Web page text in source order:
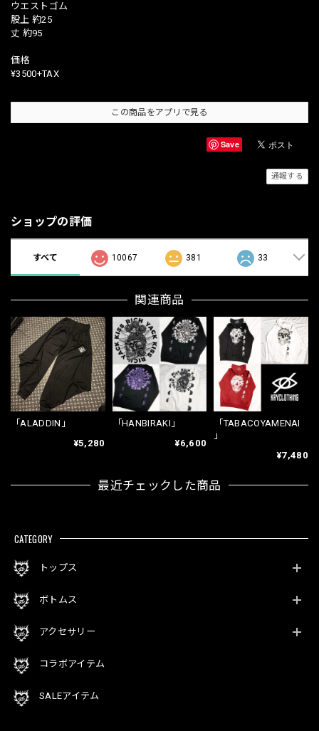
ウエストゴム
股上 約25
丈 約95
価格
¥3500+TAX
この商品をアプリで見る
Save
通報する
ショップの評価
すべて 10067 381 33
関連商品
「ALADDIN」
¥5,280
「HANBIRAKI」
¥6,600
「TABACOYAMENAI
」
¥7,480
最近チェックした商品
CATEGORY
トップス
ボトムス
アクセサリー
コラボアイテム
SALEアイテム